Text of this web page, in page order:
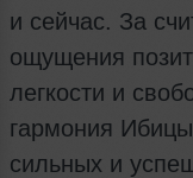
и сейчас. За
ощущения
легкости и
гармония
сильных и